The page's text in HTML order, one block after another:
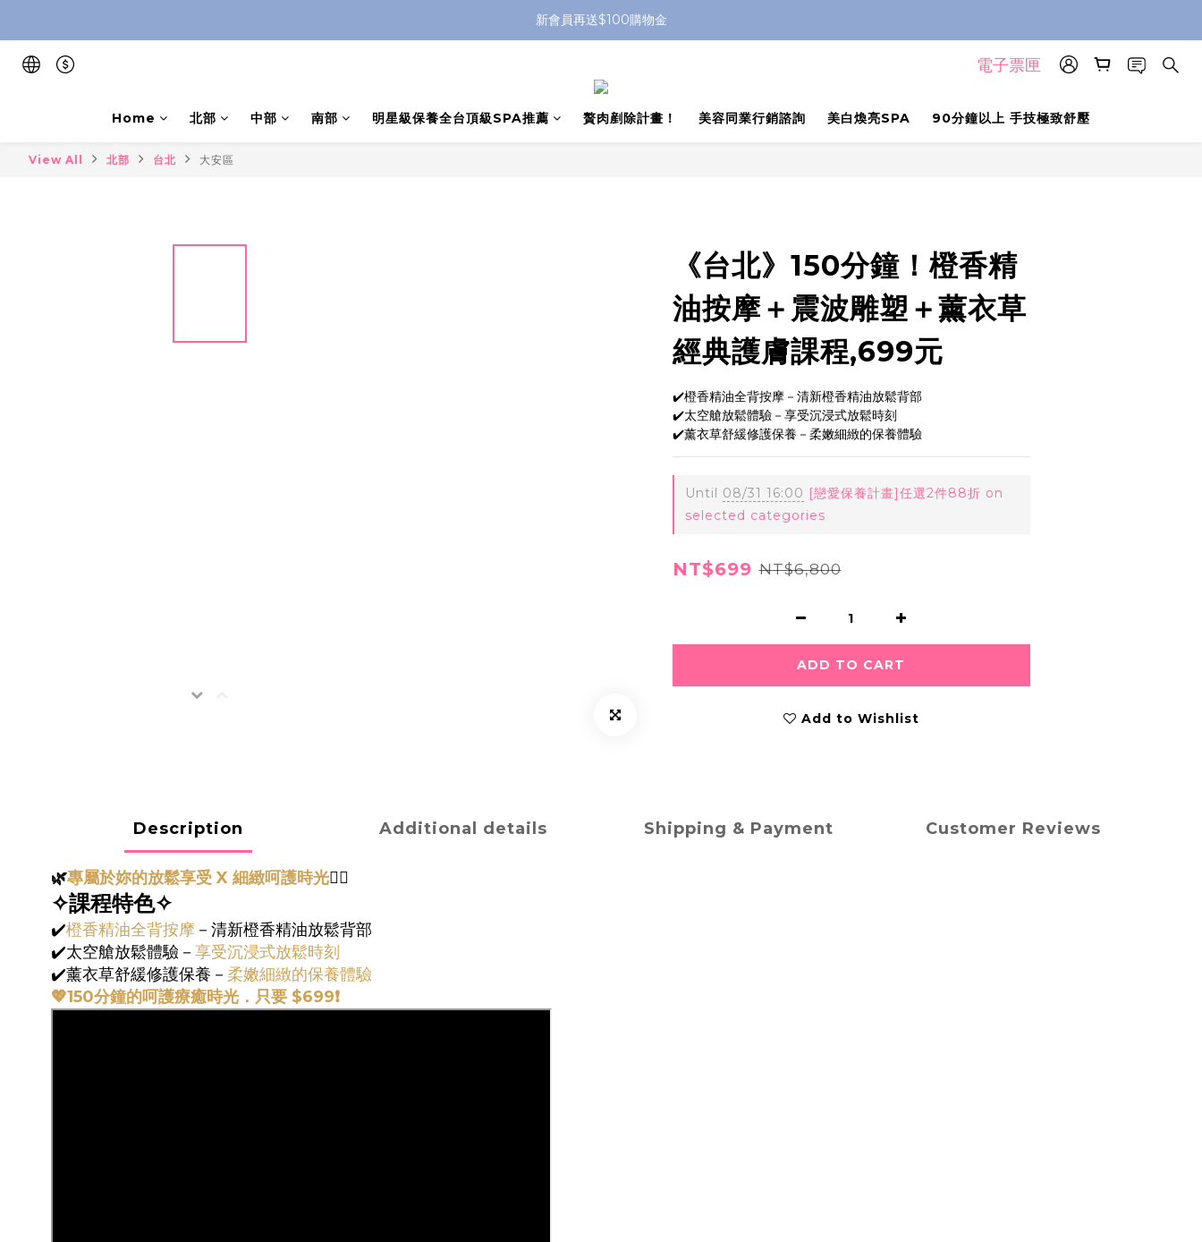
新會員再送$100購物金
電子票匣
Home 北部 中部 南部 明星級保養全台頂級SPA推薦 贅肉剷除計畫！ 美容同業行銷諮詢 美白煥亮SPA 90分鐘以上 手技極致舒壓
View All 北部 台北 大安區
《台北》150分鐘！橙香精
油按摩＋震波雕塑＋薰衣草
經典護膚課程,699元
✔️橙香精油全背按摩－清新橙香精油放鬆背部
✔️太空艙放鬆體驗－享受沉浸式放鬆時刻
✔️薰衣草舒緩修護保養－柔嫩細緻的保養體驗
Until 08/31 16:00 [戀愛保養計畫]任選2件88折 on
selected categories
NT$699 NT$6,800
ADD TO CART
Add to Wishlist
Description Additional details Shipping & Payment Customer Reviews
🌿專屬於妳的放鬆享受 X 細緻呵護時光💆‍♀️
✧課程特色✧
✔️橙香精油全背按摩 －清新橙香精油放鬆背部
✔️太空艙放鬆體驗－ 享受沉浸式放鬆時刻
✔️薰衣草舒緩修護保養－ 柔嫩細緻的保養體驗
💖150分鐘的呵護療癒時光．只要 $699❗️